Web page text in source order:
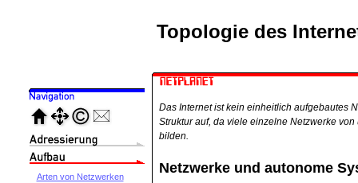
Topologie des
Arten von Netzwerken
Das Internet ist kein einheitlich aufgebautes
Struktur auf, da viele einzelne Netzwerke
bilden.
Netzwerke und autonome